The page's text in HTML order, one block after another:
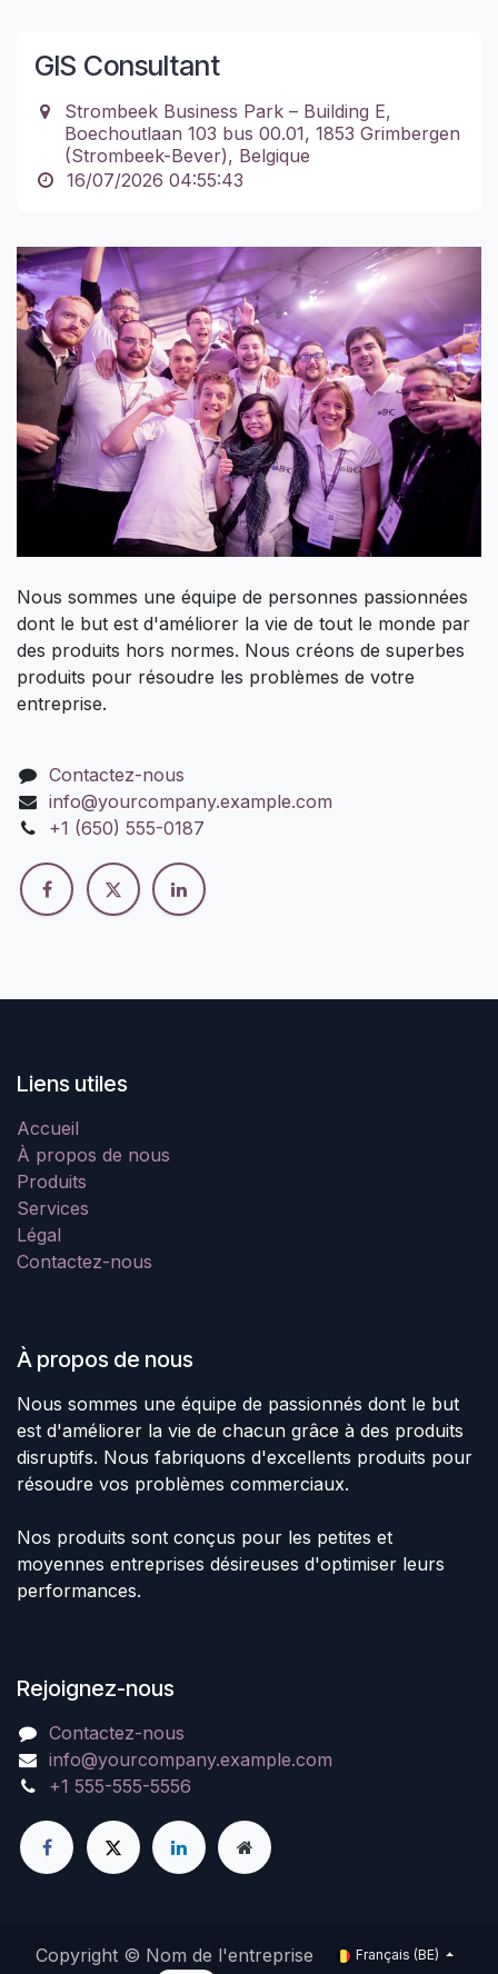
GIS Consultant
Strombeek Business Park – Building E,
Boechoutlaan 103 bus 00.01, 1853 Grimbergen
(Strombeek-Bever), Belgique
16/07/2026 04:55:43
Nous sommes une équipe de personnes passionnées
dont le but est d'améliorer la vie de tout le monde par
des produits hors normes. Nous créons de superbes
produits pour résoudre les problèmes de votre
entreprise.
Contactez-nous
info@yourcompany.example.com
+1 (650) 555-0187
Liens utiles
Accueil
À propos de nous
Produits
Services
Légal
Contactez-nous
À propos de nous
Nous sommes une équipe de passionnés dont le but
est d'améliorer la vie de chacun grâce à des produits
disruptifs. Nous fabriquons d'excellents produits pour
résoudre vos problèmes commerciaux.
Nos produits sont conçus pour les petites et
moyennes entreprises désireuses d'optimiser leurs
performances.
Rejoignez-nous
Contactez-nous
info@yourcompany.example.com
+1 555-555-5556
Copyright © Nom de l'entreprise Français (BE)